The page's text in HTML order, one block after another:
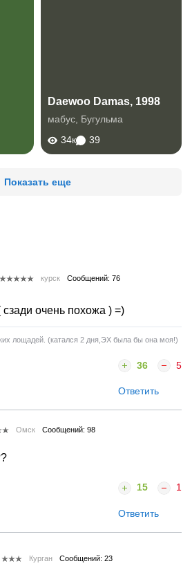
Daewoo Damas, 1998
мабус Бугульма
34к
39
Показать еще
курск Сообщений: 76
очень похожа ) =)
лощадей. (катался 2 дня,ЭХ была бы она моя!)
36 5
Ответить
Омск Сообщений: 98
15 1
Ответить
Курган Сообщений: 23